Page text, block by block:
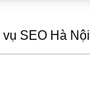
SEO Hà Nội